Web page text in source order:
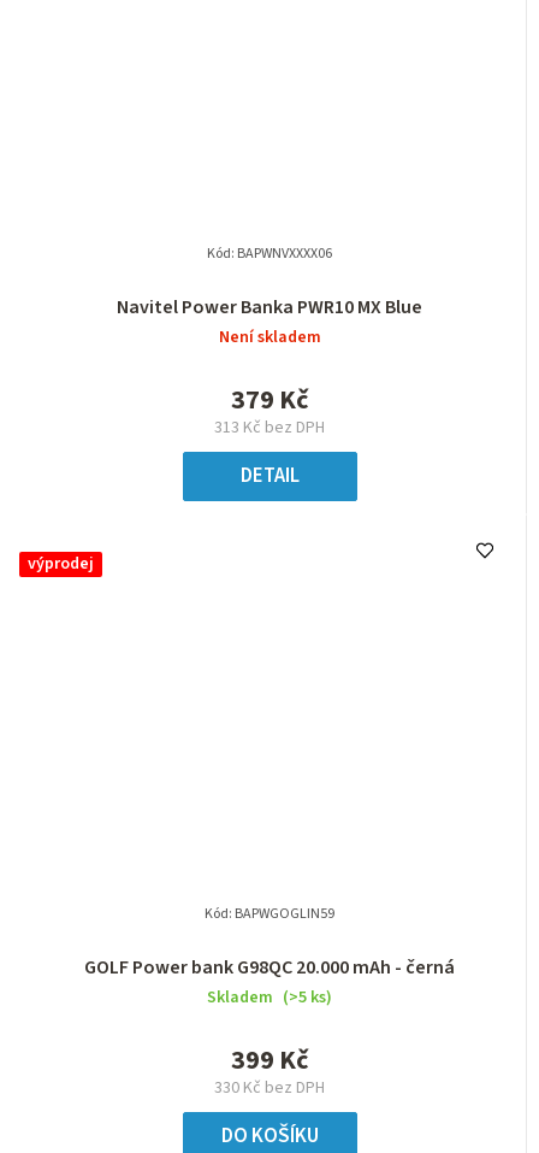
Navitel Power Banka PWR10 MX Blue
Není skladem
313 Kč bez DPH
379 Kč
DETAIL
Kód: BAPWNVXXXX06
výprodej
GOLF Power bank G98QC 20.000 mAh - černá
Skladem (>5 ks)
330 Kč bez DPH
399 Kč
DO KOŠÍKU
Kód: BAPWGOGLIN59